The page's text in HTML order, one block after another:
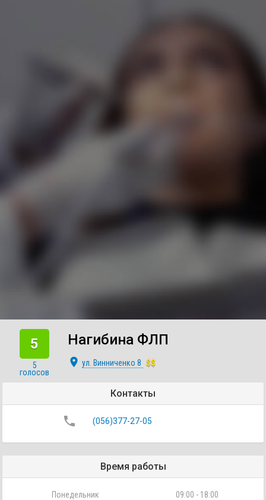
5
5
голосов
Нагибина ФЛП
place ул. Винниченко 8 $$
Контакты
phone (056)377-27-05
Время работы
Понедельник
09:00 - 18:00